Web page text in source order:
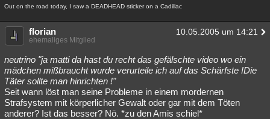
Out on the road today, I saw a DEADHEAD sticker on a Cadillac
florian 10.05.2005 um 14:21
ehemaliges Mitglied
neutrino "ja matti da hast du recht das gefälschte video wo ein
mädchen mißbraucht wurde verurteile ich auf das Schärfste !Die
Täter sollte man hinrichten !"
Seit wann löst man seine Probleme in einem mordernen
Strafsystem mit körperlicher Gewalt oder gar mit dem Töten
anderer? Ist das besser? Nö. *zu den Amis schiel*